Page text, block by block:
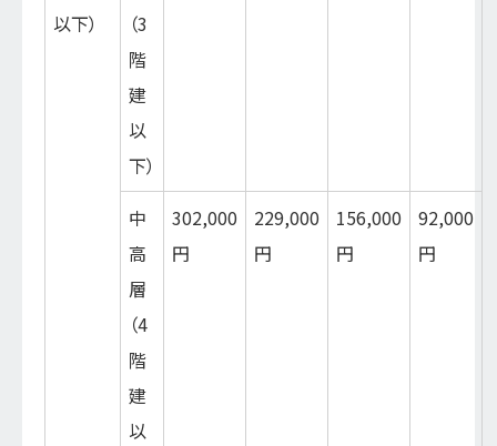
以下）
（3
階
建
以
下）
中
高
層
（4
階
建
以
302,000
円
229,000
円
156,000
円
92,000
円